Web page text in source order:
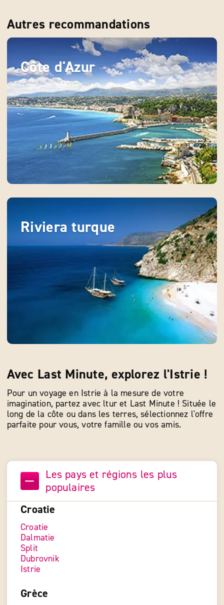
Autres recommandations
Côte d'Azur
Riviera turque
Avec Last Minute, explorez l'Istrie !
Pour un voyage en Istrie à la mesure de votre
imagination, partez avec ltur et Last Minute ! Située le
long de la côte ou dans les terres, sélectionnez l'offre
parfaite pour vous, votre famille ou vos amis.
Les pays et régions les plus
populaires
Croatie
Croatie
Dalmatie
Split
Dubrovnik
Istrie
Grèce